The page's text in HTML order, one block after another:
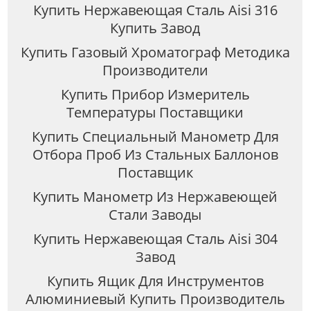
Купить Нержавеющая Сталь Aisi 316
Купить Завод
Купить Газовый Хроматограф Методика
Производители
Купить Прибор Измеритель
Температуры Поставщики
Купить Специальный Манометр Для
Отбора Проб Из Стальных Баллонов
Поставщик
Купить Манометр Из Нержавеющей
Стали Заводы
Купить Нержавеющая Сталь Aisi 304
Завод
Купить Ящик Для Инструментов
Алюминиевый Купить Производитель